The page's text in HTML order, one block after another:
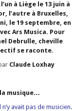
à Liège le 13 juin à
l’autre à Bruxelles,
le 19 septembre, en
Ars Musica. Pour
Debrulle, cheville
se raconte.
Claude Loxhay
musique…
avait pas de musicien.